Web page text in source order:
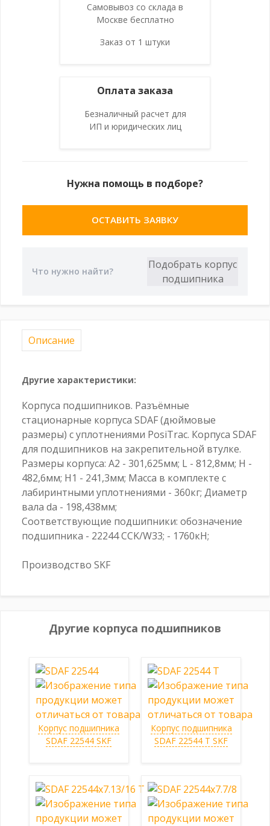
Самовывоз со склада в
Москве бесплатно
Заказ от 1 штуки
Оплата заказа
Безналичный расчет для
ИП и юридических лиц
Нужна помощь в подборе?
ОСТАВИТЬ ЗАЯВКУ
Описание
Другие характеристики:
Корпуса подшипников. Разъёмные
стационарные корпуса SDAF (дюймовые
размеры) с уплотнениями PosiTrac. Корпуса SDAF
для подшипников на закрепительной втулке.
Размеры корпуса: A2 - 301,625мм; L - 812,8мм; H -
482,6мм; H1 - 241,3мм; Масса в комплекте с
лабиринтными уплотнениями - 360кг; Диаметр
вала da - 198,438мм;
Соответствующие подшипники: обозначение
подшипника - 22244 CCK/W33; - 1760кН;
Производство SKF
Другие корпуса подшипников
Корпус подшипника
SDAF 22544 SKF
Корпус подшипника
SDAF 22544 T SKF